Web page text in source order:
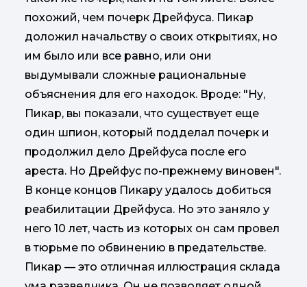
похожий, чем почерк Дрейфуса. Пикар
доложил начальству о своих открытиях, но
им было или все равно, или они
выдумывали сложные рациональные
объяснения для его находок. Вроде: "Ну,
Пикар, вы показали, что существует еще
один шпион, который подделал почерк и
продолжил дело Дрейфуса после его
ареста. Но Дрейфус по-прежнему виновен".
В конце концов Пикару удалось добиться
реабилитации Дрейфуса. Но это заняло у
него 10 лет, часть из которых он сам провел
в тюрьме по обвинению в предательстве.
Пикар — это отличная иллюстрация склада